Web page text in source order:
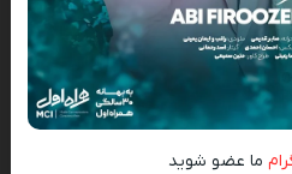
ما عضو شوید